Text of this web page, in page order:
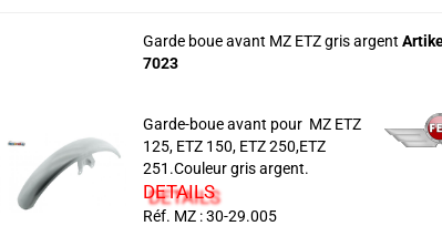
Garde boue avant MZ ETZ gris argent
7023
Garde-boue avant pour MZ ETZ
125, ETZ 150, ETZ 250,ETZ
251.Couleur gris argent.
DETAILS
Réf. MZ : 30-29.005